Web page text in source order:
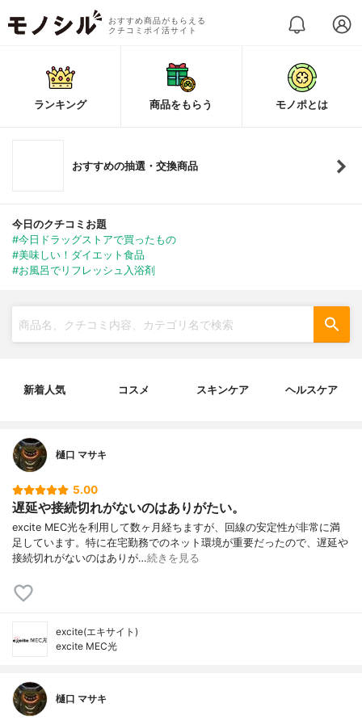
おすすめ商品がもらえる
クチコミポイ活サイト
ランキング 商品をもらう モノポとは
おすすめの抽選・交換商品
今日のクチコミお題
#今日ドラッグストアで買ったもの
#美味しい！ダイエット食品
#お風呂でリフレッシュ入浴剤
新着人気 コスメ スキンケア ヘルスケア
樋口 マサキ
5.00
遅延や接続切れがないのはありがたい。
excite MEC光を利用して数ヶ月経ちますが、回線の安定性が非常に満
足しています。特に在宅勤務でのネット環境が重要だったので、遅延や
接続切れがないのはありが…続きを見る
excite(エキサイト)
excite MEC光
樋口 マサキ